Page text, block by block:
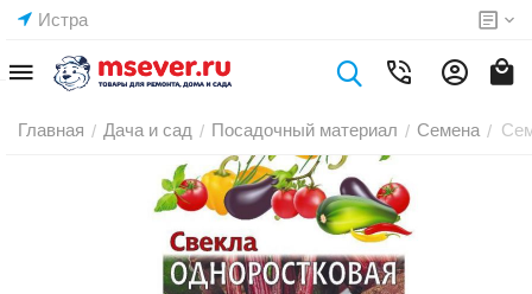
Истра
Главная / Дача и сад / Посадочный материал / Семена /